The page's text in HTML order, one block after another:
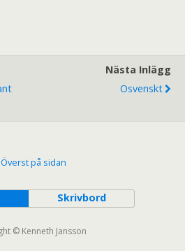
Nästa Inlägg
Osvenskt
Överst på sidan
Skrivbord
© Kenneth Jansson